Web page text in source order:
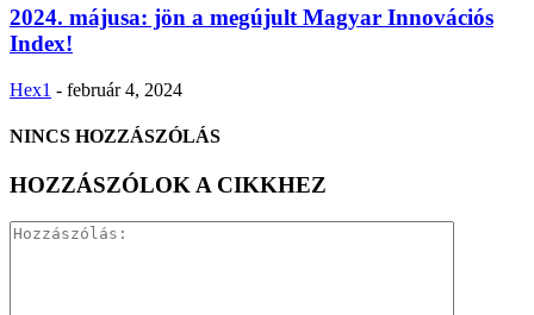
2024. májusa: jön a megújult Magyar Innovációs
Index!
Hex1 - február 4, 2024
NINCS HOZZÁSZÓLÁS
HOZZÁSZÓLOK A CIKKHEZ